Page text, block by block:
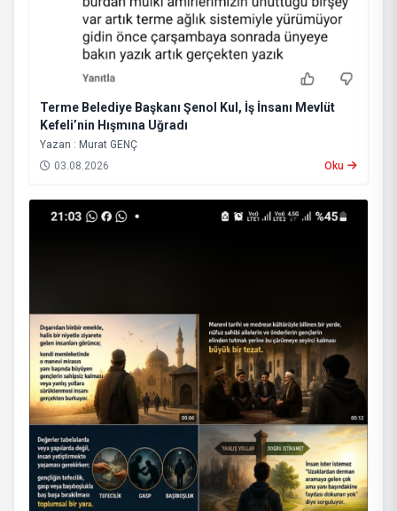
Terme Belediye Başkanı Şenol Kul, İş İnsanı Mevlüt
Kefeli’nin Hışmına Uğradı
Yazan : Murat GENÇ
03.08.2026
Oku